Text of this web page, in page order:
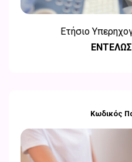
Ετήσιο
Κωδικός